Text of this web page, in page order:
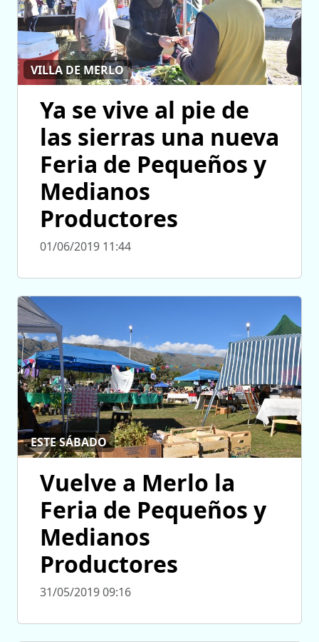
VILLA DE MERLO
Ya se vive al pie de
las sierras una nueva
Feria de Pequeños y
Medianos
Productores
01/06/2019 11:44
ESTE SÁBADO
Vuelve a Merlo la
Feria de Pequeños y
Medianos
Productores
31/05/2019 09:16